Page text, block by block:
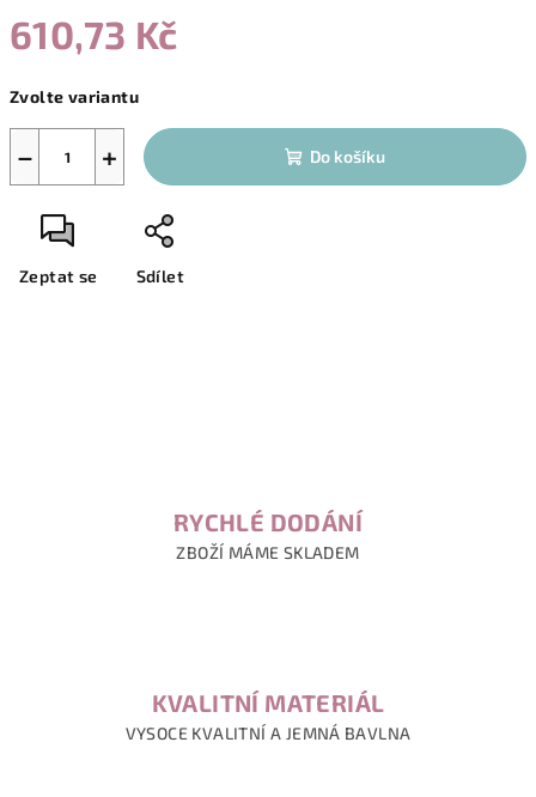
610,73 Kč
cena:
Zvolte variantu
+
− Do košíku
Zeptat se Sdílet
RYCHLÉ DODÁNÍ
ZBOŽÍ MÁME SKLADEM
KVALITNÍ MATERIÁL
VYSOCE KVALITNÍ A JEMNÁ BAVLNA